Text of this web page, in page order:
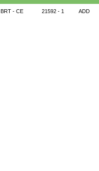
BRT - CE 21592 - 1 ADD